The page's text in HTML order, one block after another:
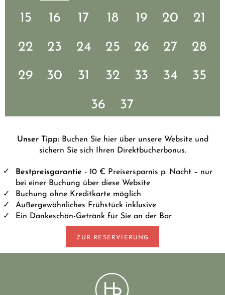
15
16 17 18 19 20
21
22
23 24 25 26 27
28
29
30 31 32 33 34
35
36
37
Unser Tipp:Buchen Sie hier über unsere Website und
sichern Sie sich Ihren Direktbucherbonus.
Bestpreisgarantie - 10 € Preisersparnis p. Nacht – nur
bei einer Buchung über diese Website
Buchung ohne Kreditkarte möglich
Außergewöhnliches Frühstück inklusive
Ein Dankeschön-Getränk für Sie an der Bar
ZUR RESERVIERUNG